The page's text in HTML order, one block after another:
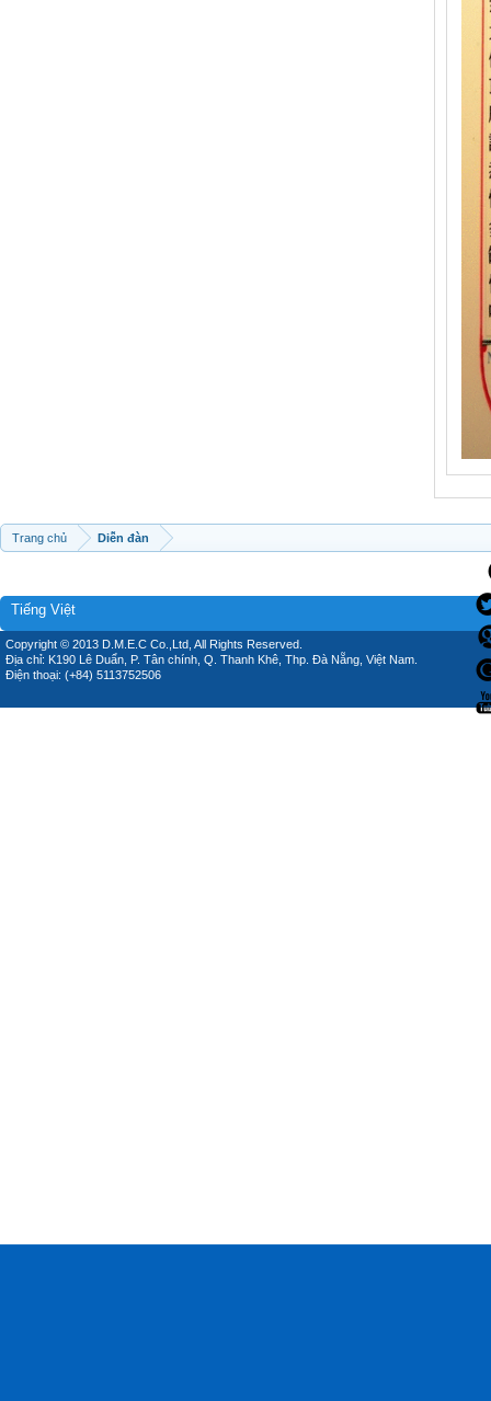
Trang chủ Diễn đàn
Tiếng Việt
Copyright © 2013 D.M.E.C Co.,Ltd, All Rights Reserved.
Địa chỉ: K190 Lê Duẩn, P. Tân chính, Q. Thanh Khê, Thp. Đà Nẵng, Việt Nam.
Điện thoại: (+84) 5113752506